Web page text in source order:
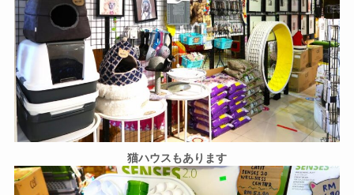
猫ハウスもあります